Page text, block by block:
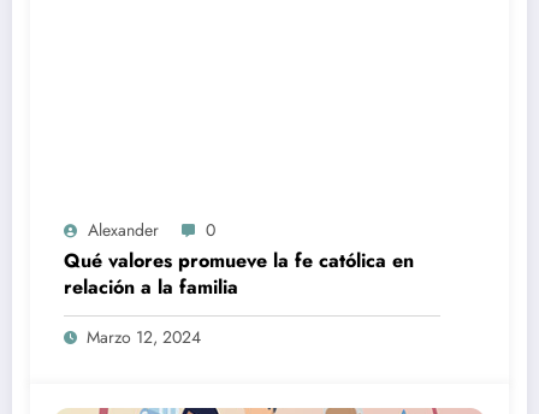
Alexander 0
Qué valores promueve la fe católica en
relación a la familia
Marzo 12, 2024